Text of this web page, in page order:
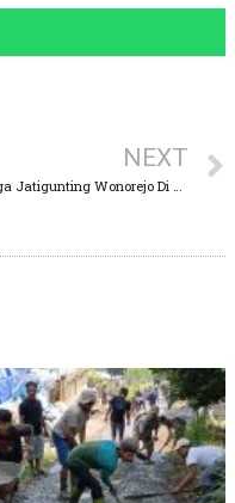
NEXT
Warga Jatigunting Wonorejo Di Hajar Massa Diduga Akan Lakukan Aksi Pencurian